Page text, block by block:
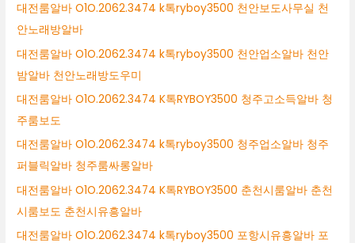
대전룸알바 O1O.2062.3474 k톡ryboy3500 천안보도사무실 천
안노래방알바
대전룸알바 O1O.2062.3474 k톡ryboy3500 천안업소알바 천안
밤알바 천안노래방도우미
대전룸알바 O1O.2062.3474 K톡RYBOY3500 청주고소득알바 청
주룸보도
대전룸알바 O1O.2062.3474 k톡ryboy3500 청주업소알바 청주
퍼블릭알바 청주룸싸롱알바
대전룸알바 O1O.2062.3474 K톡RYBOY3500 춘천시룸알바 춘천
시룸보도 춘천시유흥알바
대전룸알바 O1O.2062.3474 k톡ryboy3500 포항시유흥알바 포